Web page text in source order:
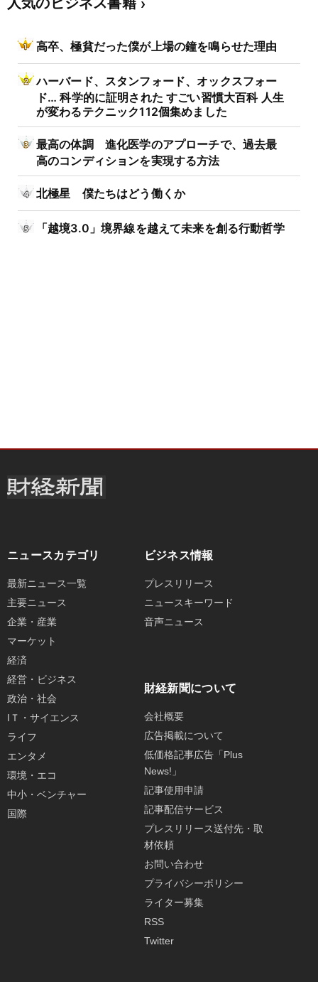
高卒、極貧だった僕が上場の鐘を鳴らせた理由
ハーバード、スタンフォード、オックスフォー
ド… 科学的に証明された すごい習慣大百科 人生
が変わるテクニック112個集めました
最高の体調 進化医学のアプローチで、過去最
高のコンディションを実現する方法
北極星 僕たちはどう働くか
「越境3.0」境界線を越えて未来を創る行動哲学
ニュースカテゴリ
最新ニュース一覧
主要ニュース
企業・産業
マーケット
経済
経営・ビジネス
政治・社会
IＴ・サイエンス
ライフ
エンタメ
環境・エコ
中小・ベンチャー
国際
ビジネス情報
プレスリリース
ニュースキーワード
音声ニュース
財経新聞について
会社概要
広告掲載について
低価格記事広告「Plus
News!」
記事使用申請
記事配信サービス
プレスリリース送付先・取
材依頼
お問い合わせ
プライバシーポリシー
ライター募集
RSS
Twitter